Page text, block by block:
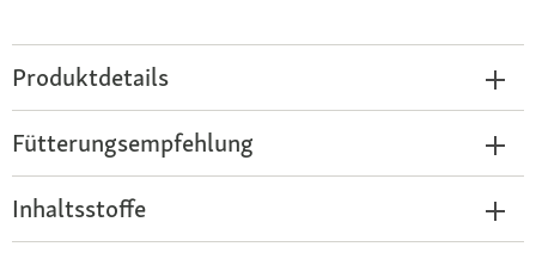
Produktdetails
Fütterungsempfehlung
Inhaltsstoffe